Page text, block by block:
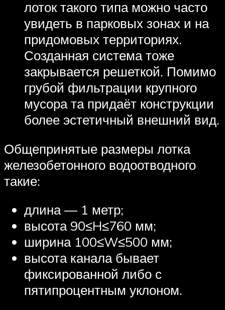
лоток такого типа можно часто
увидеть в парковых зонах и на
придомовых территориях.
Созданная система тоже
закрывается решеткой. Помимо
грубой фильтрации крупного
мусора та придаёт конструкции
более эстетичный внешний вид.
Общепринятые размеры лотка
железобетонного водоотводного
такие:
длина — 1 метр;
высота 90≤H≤760 мм;
ширина 100≤W≤500 мм;
высота канала бывает
фиксированной либо с
пятипроцентным уклоном.